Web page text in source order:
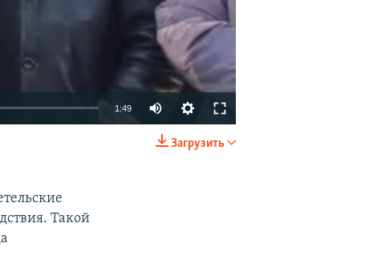
SHARE
1:49
Загрузить
Такой